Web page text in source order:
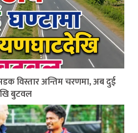
विस्तार अन्तिम चरणमा, अब दुई
बुटवल